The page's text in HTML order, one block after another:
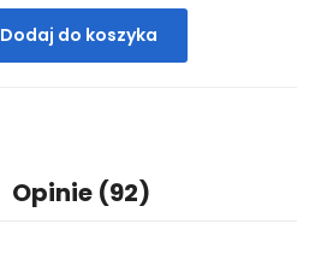
Dodaj do koszyka
Opinie (92)